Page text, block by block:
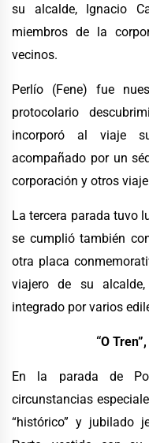
su alcalde, Ignacio
miembros de la
vecinos.
Perlío (Fene) fue
protocolario
incorporó al viaje
acompañado por un
corporación y otros
La tercera parada tuvo
se cumplió también
otra placa
viajero de su
integrado por varios
“O
En la parada de
circunstancias
“histórico” y jubilado